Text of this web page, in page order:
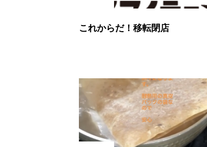
これからだ！移転閉店